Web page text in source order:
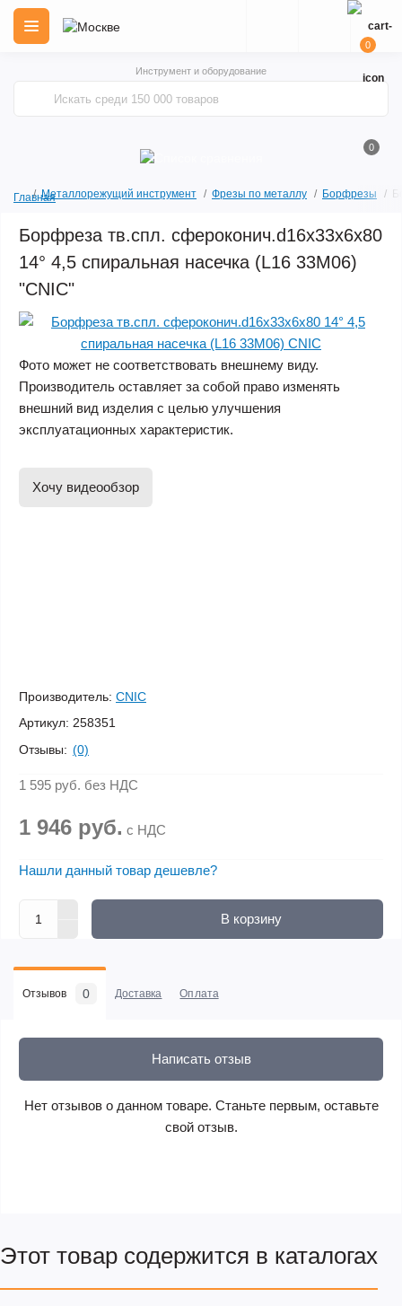
Инструмент и оборудование
0
0
ГлавнаяМеталлорежущий инструмент Фрезы по металлу Борфрезы
Борфреза тв.спл. сфероконич.d16х33х6х80
14° 4,5 спиральная насечка (L16 33М06)
"CNIC"
Фото может не соответствовать внешнему виду.
Производитель оставляет за собой право изменять
внешний вид изделия с целью улучшения
эксплуатационных характеристик.
Хочу видеообзор
Производитель: CNIC
Артикул: 258351
Отзывы: (0)
1 595 руб. без НДС
1 946 руб. с НДС
Нашли данный товар дешевле?
В корзину
Отзывов 0 Доставка Оплата
Написать отзыв
Нет отзывов о данном товаре. Станьте первым, оставьте
свой отзыв.
Этот товар содержится в каталогах